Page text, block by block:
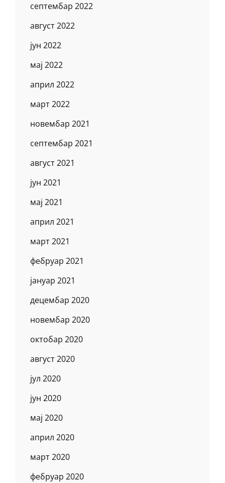
септембар 2022
август 2022
јун 2022
мај 2022
април 2022
март 2022
новембар 2021
септембар 2021
август 2021
јун 2021
мај 2021
април 2021
март 2021
фебруар 2021
јануар 2021
децембар 2020
новембар 2020
октобар 2020
август 2020
јул 2020
јун 2020
мај 2020
април 2020
март 2020
фебруар 2020